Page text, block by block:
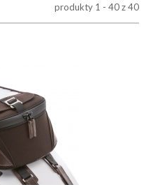
produkty 1 - 40 z 40